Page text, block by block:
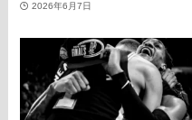
2026年6月7日